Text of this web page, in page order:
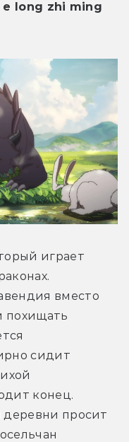
long zhi ming
играет
вместо
похищать
сидит
конец.
деревни просит